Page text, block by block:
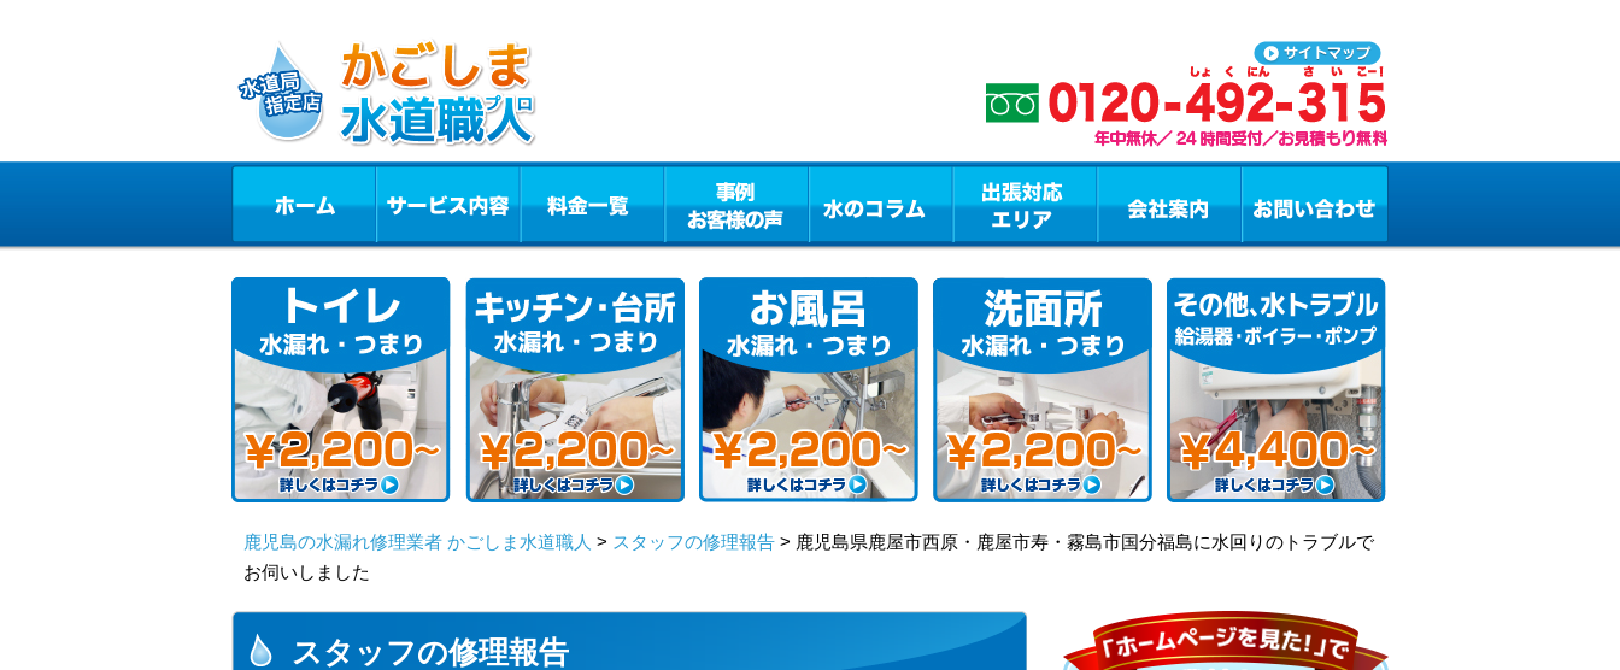
鹿児島の水漏れ修理業者 かごしま水道職人 > スタッフの修理報告 > 鹿児島県鹿屋市西原・鹿屋市寿・霧島市国分福島に水回りのトラブルで
お伺いしました
スタッフの修理報告